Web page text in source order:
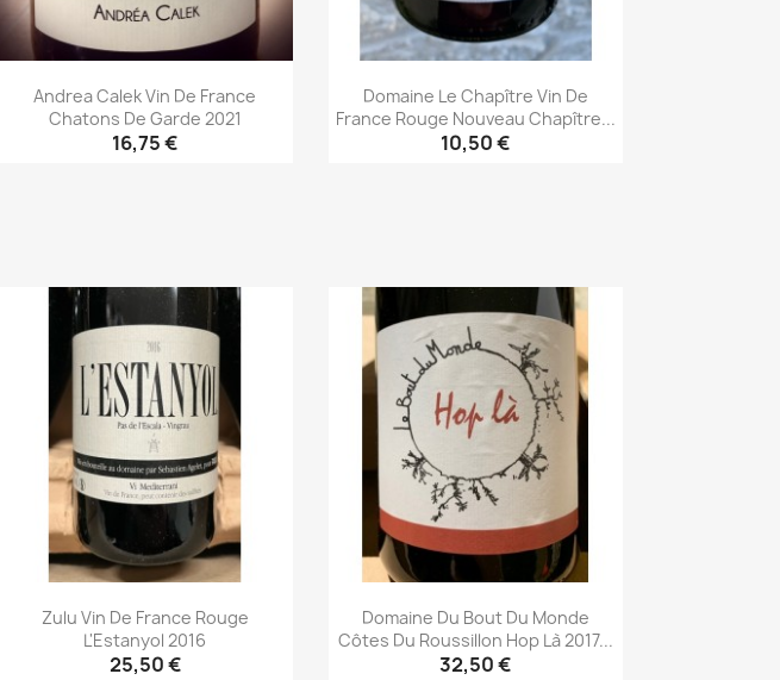
Andrea Calek Vin De France
Chatons De Garde 2021
16,75 €
Domaine Le Chapître Vin De
France Rouge Nouveau Chapître...
10,50 €
Zulu Vin De France Rouge
L'Estanyol 2016
25,50 €
Domaine Du Bout Du Monde
Côtes Du Roussillon Hop Là 2017...
32,50 €